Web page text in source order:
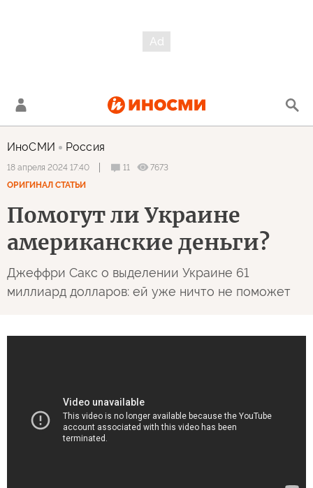
ИноСМИ Россия
18 апреля 2024 17:40 11
7673
ОРИГИНАЛ СТАТЬИ
Помогут ли Украине
американские деньги?
Джеффри Сакс о выделении Украине 61
миллиард долларов: ей уже ничто не поможет